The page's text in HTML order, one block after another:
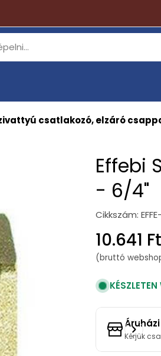
csatlakozó, elzáró
Effebi
- 6/4"
Cikkszám:
Regular
price
10.641 Ft
(bruttó
Kérjük